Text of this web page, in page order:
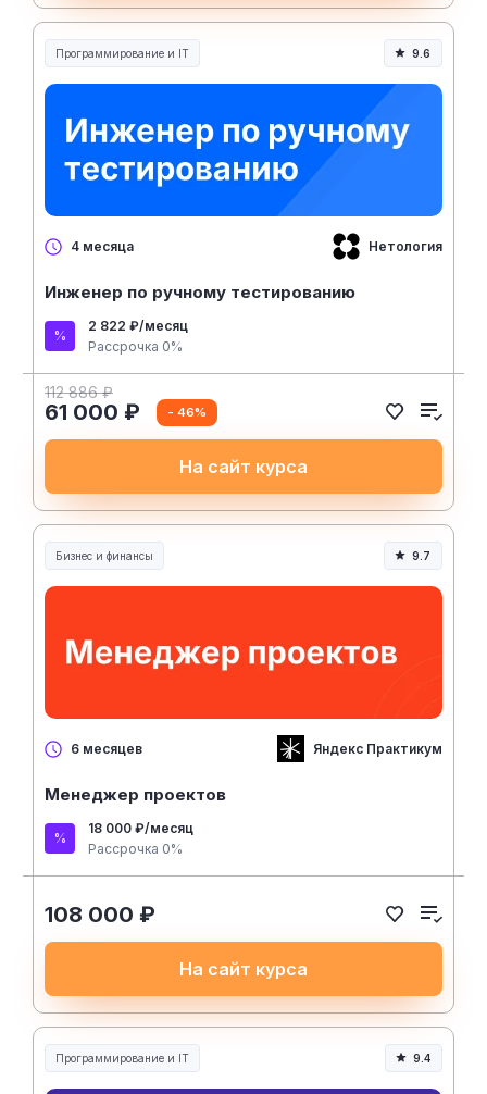
Программирование и IT 9.6
4 месяца Нетология
Инженер по ручному тестированию
2 822 ₽/месяц
Рассрочка 0%
112 886 ₽
61 000 ₽ - 46%
На сайт курса
Бизнес и финансы 9.7
6 месяцев Яндекс Практикум
Менеджер проектов
18 000 ₽/месяц
Рассрочка 0%
108 000 ₽
На сайт курса
Программирование и IT 9.4